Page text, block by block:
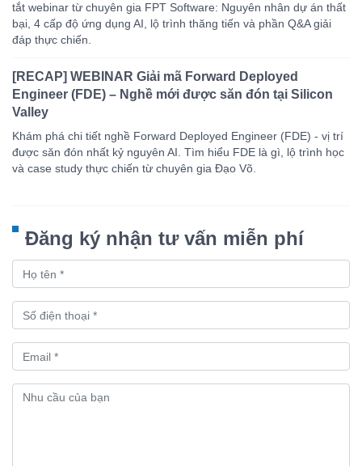
tắt webinar từ chuyên gia FPT Software: Nguyên nhân dự án thất
bại, 4 cấp độ ứng dụng AI, lộ trình thăng tiến và phần Q&A giải
đáp thực chiến.
[RECAP] WEBINAR Giải mã Forward Deployed
Engineer (FDE) – Nghề mới được săn đón tại Silicon
Valley
Khám phá chi tiết nghề Forward Deployed Engineer (FDE) - vị trí
được săn đón nhất kỷ nguyên AI. Tìm hiểu FDE là gì, lộ trình học
và case study thực chiến từ chuyên gia Đạo Võ.
Đăng ký nhận tư vấn miễn phí